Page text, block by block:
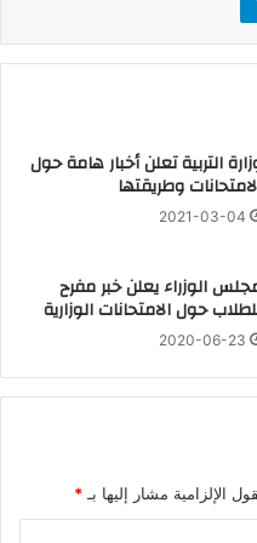
التربية تعلن أخبار هامة حول
وطريقتها
2021-03-04
الوزراء يعلن خبر مفرح
حول الامتحانات الوزارية
2020-06-23
الإلزامية مشار إليها بـ *